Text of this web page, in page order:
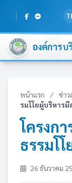
องค์การ
หน้าแรก / ข่าว
รมโโยผู้บริหารมี
โครงก
ธรรมโ
26 ธันวาคม